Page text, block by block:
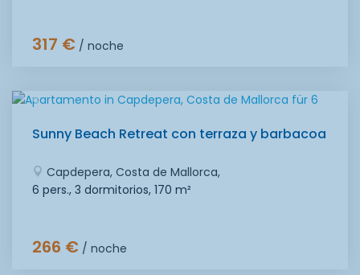
317 € / noche
Sunny Beach Retreat con terraza y barbacoa
Capdepera, Costa de Mallorca,
6 pers., 3 dormitorios, 170 m²
266 € / noche